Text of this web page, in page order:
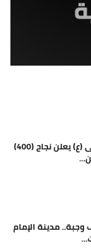
مستشفى الإمام الحسن المجتبى (ع) يعلن نجاح (400)
ألف زائر و(321) ألف وجبة.. مدينة الإمام